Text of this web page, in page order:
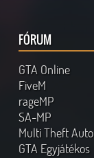
FÓRUM
GTA Online
FiveM
rageMP
SA-MP
Multi Theft Auto
GTA Egyjátékos